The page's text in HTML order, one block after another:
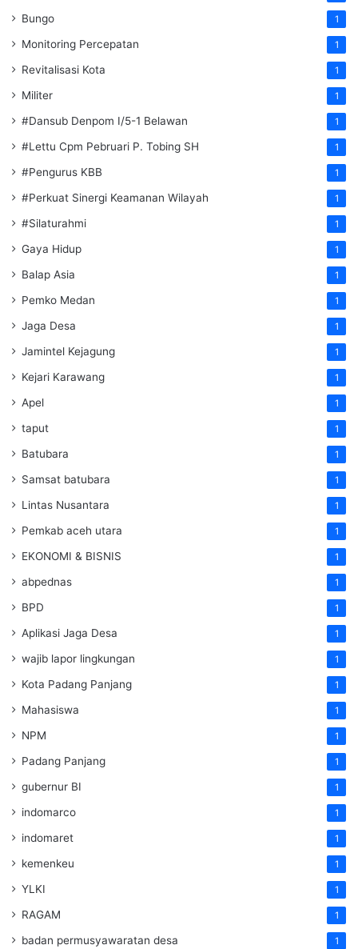
Bungo 1
Monitoring Percepatan 1
Revitalisasi Kota 1
Militer 1
#Dansub Denpom I/5-1 Belawan 1
#Lettu Cpm Pebruari P. Tobing SH 1
#Pengurus KBB 1
#Perkuat Sinergi Keamanan Wilayah 1
#Silaturahmi 1
Gaya Hidup 1
Balap Asia 1
Pemko Medan 1
Jaga Desa 1
Jamintel Kejagung 1
Kejari Karawang 1
Apel 1
taput 1
Batubara 1
Samsat batubara 1
Lintas Nusantara 1
Pemkab aceh utara 1
EKONOMI & BISNIS 1
abpednas 1
BPD 1
Aplikasi Jaga Desa 1
wajib lapor lingkungan 1
Kota Padang Panjang 1
Mahasiswa 1
NPM 1
Padang Panjang 1
gubernur BI 1
indomarco 1
indomaret 1
kemenkeu 1
YLKI 1
RAGAM 1
badan permusyawaratan desa 1